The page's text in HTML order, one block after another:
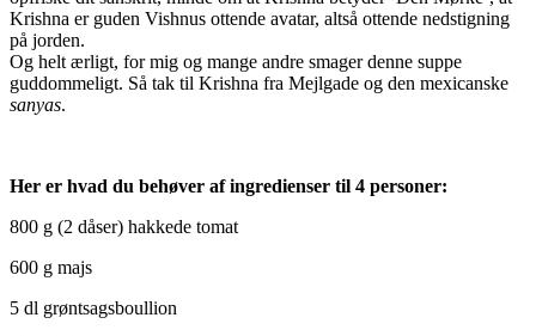
Krishna er guden Vishnus ottende avatar, altså ottende nedstigning
på jorden.
Og helt ærligt, for mig og mange andre smager denne suppe
guddommeligt. Så tak til Krishna fra Mejlgade og den mexicanske
sanyas.
Her er hvad du behøver af ingredienser til 4 personer:
800 g (2 dåser) hakkede tomat
600 g majs
5 dl grøntsagsboullion